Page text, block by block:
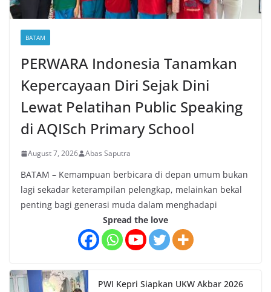
BATAM
PERWARA Indonesia Tanamkan
Kepercayaan Diri Sejak Dini
Lewat Pelatihan Public Speaking
di AQISch Primary School
August 7, 2026 Abas Saputra
BATAM – Kemampuan berbicara di depan umum bukan
lagi sekadar keterampilan pelengkap, melainkan bekal
penting bagi generasi muda dalam menghadapi
Spread the love
PWI Kepri Siapkan UKW Akbar 2026